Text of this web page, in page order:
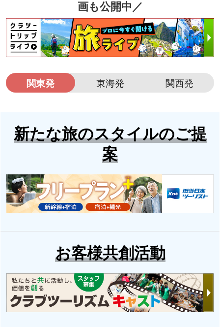
画も公開中／
関東発 東海発 関西発
新たな旅のスタイルのご提
案
お客様共創活動